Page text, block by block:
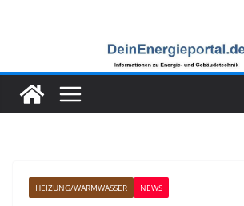
HEIZUNG/WARMWASSER NEWS